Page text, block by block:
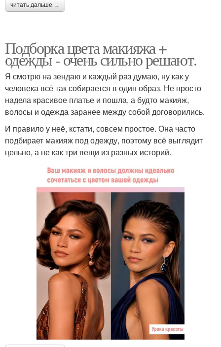
читать дальше →
Подборка цвета макияжа +
одежды - очень сильно решают.
Я смотрю на зендаю и каждый раз думаю, ну как у
человека всё так собирается в один образ. Не просто
надела красивое платье и пошла, а будто макияж,
волосы и одежда заранее между собой договорились.
И правило у неё, кстати, совсем простое. Она часто
подбирает макияж под одежду, поэтому всё выглядит
цельно, а не как три вещи из разных историй.